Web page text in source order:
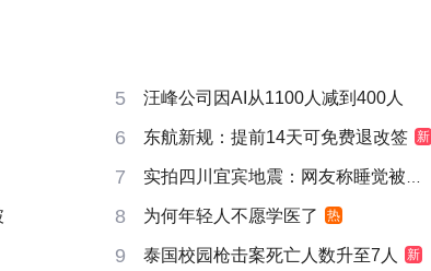
5 汪峰公司因AI从1100人减到400人
6 东航新规：提前14天可免费退改签 新
7 实拍四川宜宾地震：网友称睡觉被摇醒
8 为何年轻人不愿学医了 热
9 泰国校园枪击案死亡人数升至7人 新